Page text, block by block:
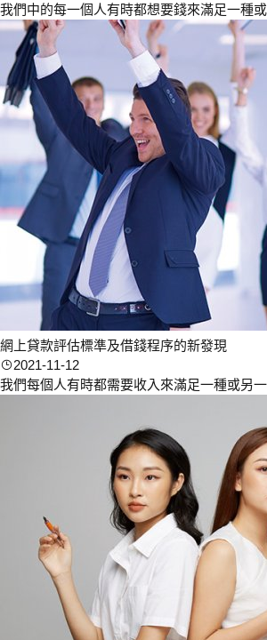
我們中的每一個人有時都想要錢來滿足一種
網上貸款評估標準及借錢程序的新發現
2021-11-12
我們每個人有時都需要收入來滿足一種或另